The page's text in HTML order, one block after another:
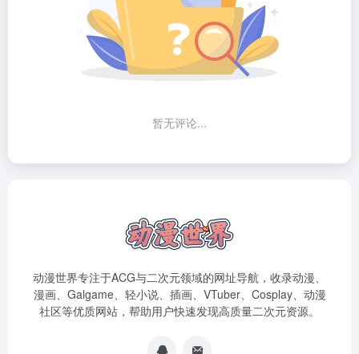
暂无评论...
动漫世界专注于ACG与二次元领域的网址导航，收录动漫、
漫画、Galgame、轻小说、插画、VTuber、Cosplay、动漫
社区等优质网站，帮助用户快速发现高质量二次元资源。